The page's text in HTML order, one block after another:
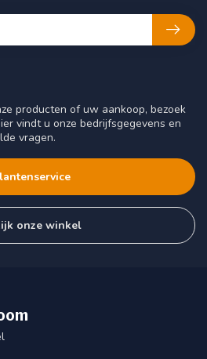
producten of uw aankoop, bezoek
vindt u onze bedrijfsgegevens en
vragen.
onze winkel